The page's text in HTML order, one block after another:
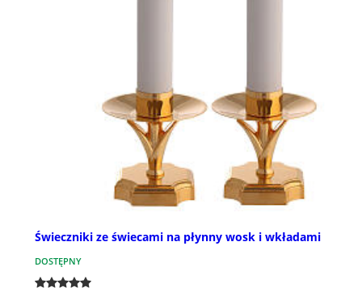
Świeczniki ze świecami na płynny wosk i wkładami
DOSTĘPNY